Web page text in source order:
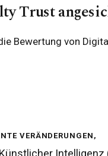
Trust
Bewertung von
Veränderungen,
Intelligenz